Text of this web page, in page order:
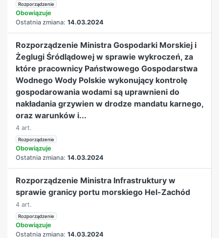
Rozporządzenie
Obowiązuje
Ostatnia zmiana: 14.03.2024
Rozporządzenie Ministra Gospodarki Morskiej i
Żeglugi Śródlądowej w sprawie wykroczeń, za
które pracownicy Państwowego Gospodarstwa
Wodnego Wody Polskie wykonujący kontrolę
gospodarowania wodami są uprawnieni do
nakładania grzywien w drodze mandatu karnego,
oraz warunków i...
4 art.
Rozporządzenie
Obowiązuje
Ostatnia zmiana: 14.03.2024
Rozporządzenie Ministra Infrastruktury w
sprawie granicy portu morskiego Hel-Zachód
4 art.
Rozporządzenie
Obowiązuje
Ostatnia zmiana: 14.03.2024